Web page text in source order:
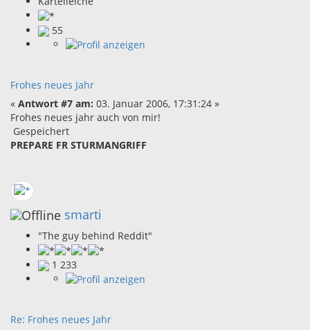
55
Frohes neues Jahr
« Antwort #7 am: 03. Januar 2006, 17:31:24 »
Frohes neues jahr auch von mir!
Gespeichert
PREPARE FR STURMANGRIFF
smarti
"The guy behind Reddit"
1 233
Re: Frohes neues Jahr